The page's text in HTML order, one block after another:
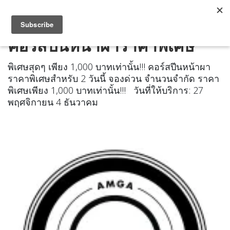
คอร์สปีนหน้าผาราคาพิเศษ
พิเศษสุดๆ เพียง 1,000 บาทเท่านั้น!!! คอร์สปีนหน้าผา
ราคาพิเศษสำหรับ 2 วันนี้ จองด่วน จำนวนจำกัด ราคา
พิเศษเพียง 1,000 บาทเท่านั้น!!! วันที่ให้บริการ: 27
พฤศจิกายน 4 ธันวาคม